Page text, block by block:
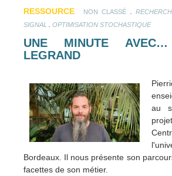
RESSOURCE NON CLASSÉ
SIGNAL
OPTIMISATION STOCHASTIQUE
UNE MINUTE AVEC…
LEGRAND
au
Bordeaux. Il nous présente son
facettes de son métier.